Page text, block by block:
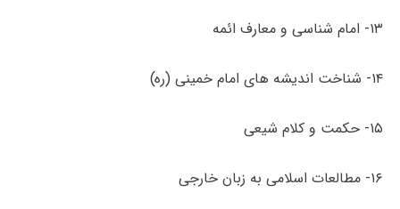
۱۳- امام شناسی و معارف ائمه
۱۴- شناخت اندیشه های امام خمینی (ره)
۱۵- حکمت و کلام شیعی
۱۶- مطالعات اسلامی به زبان خارجی